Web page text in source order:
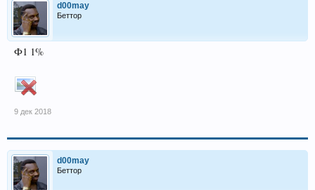
d00may
Беттор
Ф1 1%
9 дек 2018
d00may
Беттор